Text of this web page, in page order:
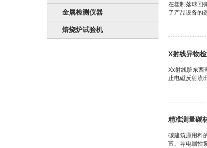
金属检测仪器
焙烧炉试验机
在塑制落球回
了产品设备的
X射线异物
Xx射线脏东西
止电磁反射流
精准测量碳
碳建筑原用料
富、导电属性